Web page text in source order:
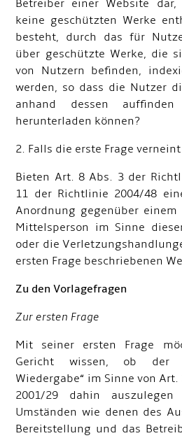
Betreiber einer Website
keine geschützten Werke
besteht, durch das für
über geschützte Werke, die
von Nutzern befinden,
werden, so dass die Nutzer
anhand dessen
herunterladen können?
2. Falls die erste Frage
Bieten Art. 8 Abs. 3 der
11 der Richtlinie 2004/48
Anordnung gegenüber
Mittelsperson im Sinne
oder die
ersten Frage beschriebenen
Zu den Vorlagefragen
Zur ersten Frage
Mit seiner ersten Frage
Gericht wissen, ob der
Wiedergabe“ im Sinne von
2001/29 dahin
Umständen wie denen des
Bereitstellung und das